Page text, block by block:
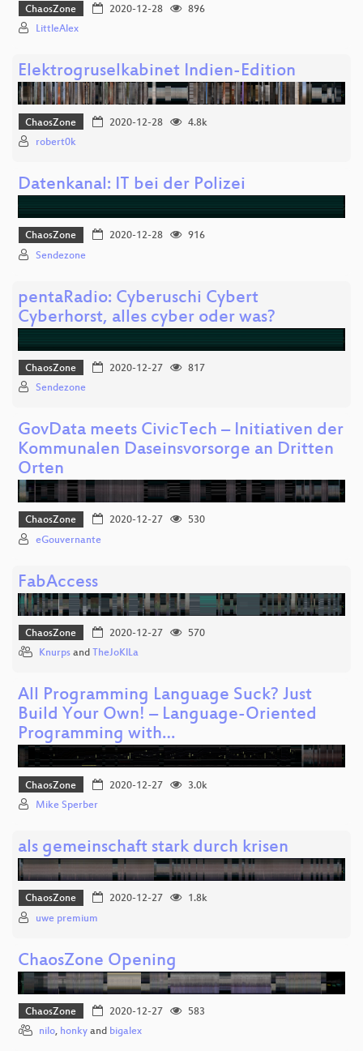
ChaosZone 2020-12-28
896
LittleAlex
Elektrogruselkabinet Indien-Edition
ChaosZone 2020-12-28
4.8k
robert0k
Datenkanal: IT bei der Polizei
ChaosZone 2020-12-28
916
Sendezone
pentaRadio: Cyberuschi Cybert
Cyberhorst, alles cyber oder was?
ChaosZone 2020-12-27
817
Sendezone
GovData meets CivicTech – Initiativen der
Kommunalen Daseinsvorsorge an Dritten
Orten
ChaosZone 2020-12-27
530
eGouvernante
FabAccess
ChaosZone 2020-12-27
570
Knurps and TheJoKlLa
All Programming Language Suck? Just
Build Your Own! – Language-Oriented
Programming with…
ChaosZone 2020-12-27
3.0k
Mike Sperber
als gemeinschaft stark durch krisen
ChaosZone 2020-12-27
1.8k
uwe premium
ChaosZone Opening
ChaosZone 2020-12-27
583
nilo, honky and bigalex